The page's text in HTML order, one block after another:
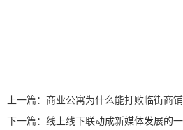
上一篇： 商业公寓为什么能打败临街商铺
下一篇： 线上线下联动成新媒体发展的